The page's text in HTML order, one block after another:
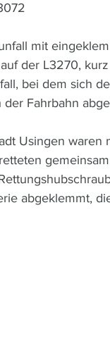
mit
der L3270,
bei dem sich
der Fahrbahn
Usingen waren
abgeklemmt,